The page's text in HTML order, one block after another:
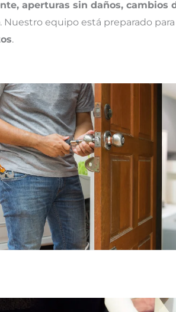
aperturas sin daños, cambios
. Nuestro equipo está preparado
.